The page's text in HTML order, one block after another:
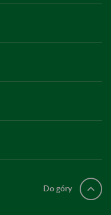
Do góry